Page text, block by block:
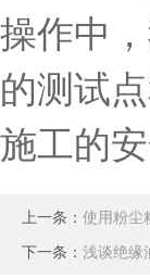
操作中
的测试
施工的
上一条： 使用粉尘
下一条： 浅谈绝缘